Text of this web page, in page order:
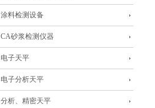
涂料检测设备
CA砂浆检测仪器
电子天平
电子分析天平
分析、精密天平